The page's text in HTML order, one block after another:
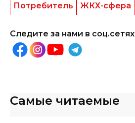
Потребитель ЖКХ-сфера
Следите за нами в соц.сетях
Самые читаемые